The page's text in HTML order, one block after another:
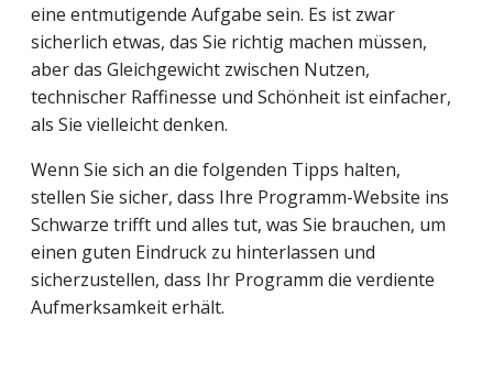
eine entmutigende Aufgabe sein. Es ist zwar
sicherlich etwas, das Sie richtig machen müssen,
aber das Gleichgewicht zwischen Nutzen,
technischer Raffinesse und Schönheit ist einfacher,
als Sie vielleicht denken.
Wenn Sie sich an die folgenden Tipps halten,
stellen Sie sicher, dass Ihre Programm-Website ins
Schwarze trifft und alles tut, was Sie brauchen, um
einen guten Eindruck zu hinterlassen und
sicherzustellen, dass Ihr Programm die verdiente
Aufmerksamkeit erhält.